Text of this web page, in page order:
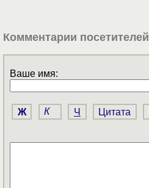
Комментарии посетителей
Ваше имя:
Ж К Ч Цитата